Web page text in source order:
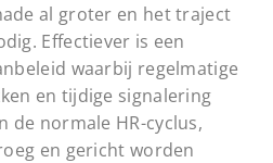
al groter en het traject
Effectiever is een
waarbij regelmatige
en tijdige signalering
de normale HR-cyclus,
en gericht worden